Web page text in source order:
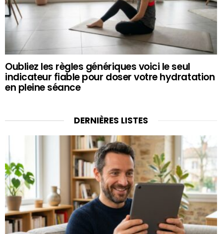
Oubliez les règles génériques voici le seul
indicateur fiable pour doser votre hydratation
en pleine séance
DERNIÈRES LISTES